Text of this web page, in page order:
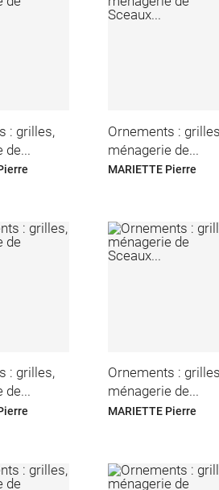
: grilles,
de...
Ornements :
ménagerie de...
MARIETTE Pierre
: grilles,
de...
Ornements :
ménagerie de...
MARIETTE Pierre